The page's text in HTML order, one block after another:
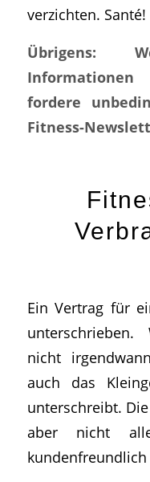
verzichten. Santé!
Übrigens:
fordere
Fitness-
Ein Vertrag für
nicht
auch das
unterschreibt.
aber nicht